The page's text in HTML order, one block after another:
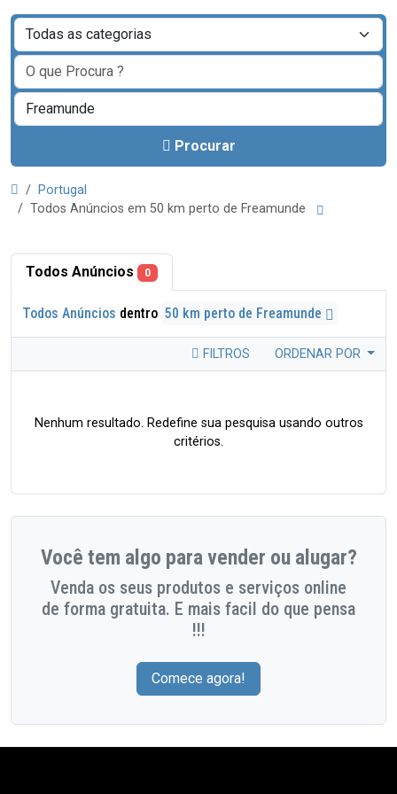
Procurar
Portugal
Todos Anúncios em 50 km perto de Freamunde
Todos Anúncios 0
Todos Anúncios dentro 50 km perto de Freamunde
FILTROS ORDENAR POR
Nenhum resultado. Redefine sua pesquisa usando outros
critérios.
Você tem algo para vender ou alugar?
Venda os seus produtos e serviços online
de forma gratuita. E mais facil do que pensa
!!!
Comece agora!